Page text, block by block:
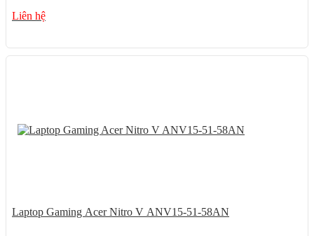
Liên hệ
Laptop Gaming Acer Nitro V ANV15-51-58AN